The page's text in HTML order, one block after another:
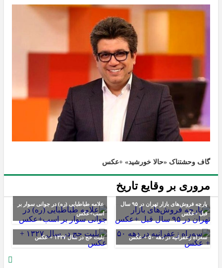
گاف وحشتناک «حالا خورشید» +عکس
مروری بر وقایع تاریخ
پارچه فروش‌های بازار تهران در ۹۵ سال
قبل +عکس
علامه طباطبایی (ره) در جوانی سوار بر
اسب+عکس
سه‌راه زعفرانیه در دهه ۵۰ + عکس بلیت حج در سال ۱۳۲۷ + عکس